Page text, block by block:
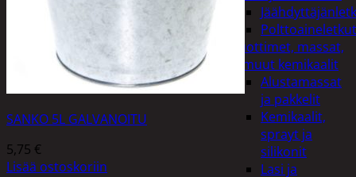
Polttoaineletkut
Liuottimet, massat,
ja muut kemikaalit
Alustamassat
ja pakkelit
Kemikaalit,
sprayt ja
silikonit
Lasi ja
SANKO 5L GALVANOITU
5,75 €
Lisää ostoskoriin